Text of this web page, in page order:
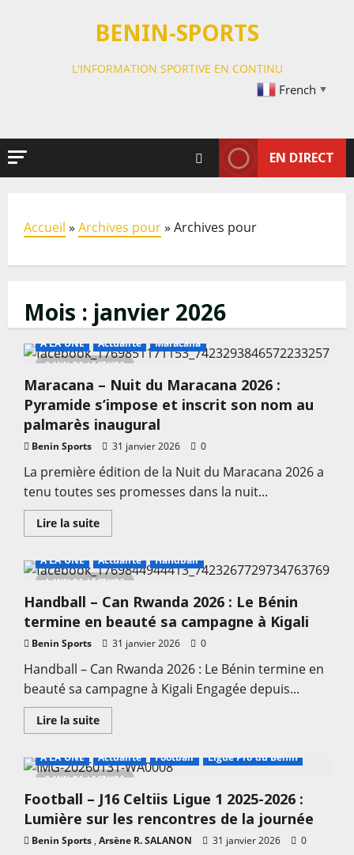
BENIN-SPORTS
L'INFORMATION SPORTIVE EN CONTINU
French ▼
EN DIRECT
Accueil » Archives pour» Archives pour
Mois : janvier 2026
2 MIN DE LECTURE
A LA UNE Actualité Maracana
Maracana – Nuit du Maracana 2026 :
Pyramide s’impose et inscrit son nom au
palmarès inaugural
Benin Sports 31 janvier 2026 0
La première édition de la Nuit du Maracana 2026 a
tenu toutes ses promesses dans la nuit...
Lire la suiteEn
savoir
Maracana
–
du
Maracana
2026
Pyramide
et
inscrit
son
nom
au
palmarès
inaugural
1 MIN DE LECTURE
A LA UNE Actualité Handball
Handball – Can Rwanda 2026 : Le Bénin
termine en beauté sa campagne à Kigali
Benin Sports 31 janvier 2026 0
Handball – Can Rwanda 2026 : Le Bénin termine en
beauté sa campagne à Kigali Engagée depuis...
Lire la suiteEn
savoir
Handball
–
Rwanda
2026
:
Bénin
2 MIN DE LECTURE
A LA UNE Actualité Football Ligue Pro du Bénin
Football – J16 Celtiis Ligue 1 2025-2026 :
Lumière sur les rencontres de la journée
Benin Sports , Arsène R. SALANON 31 janvier 2026 0